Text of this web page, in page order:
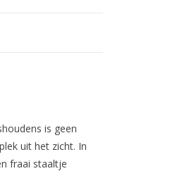
is geen
uit het zicht. In
fraai staaltje